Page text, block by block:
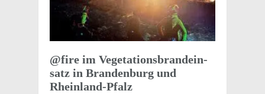
@fire im Vege­ta­tions­bran­dein­
satz in Bran­den­burg und
Rheinland-Pfalz